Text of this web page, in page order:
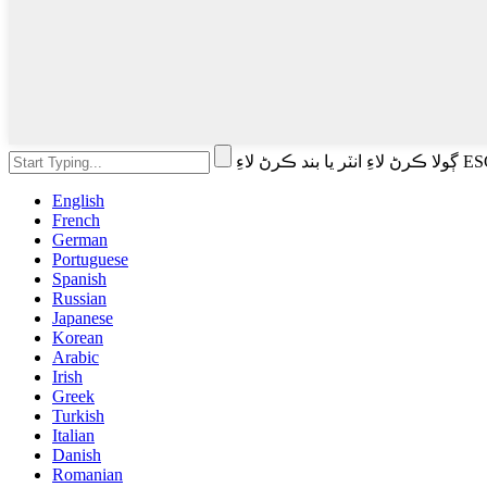
English
French
German
Portuguese
Spanish
Russian
Japanese
Korean
Arabic
Irish
Greek
Turkish
Italian
Danish
Romanian